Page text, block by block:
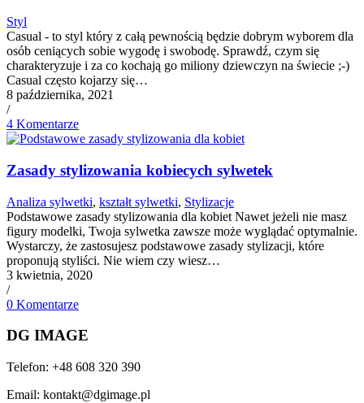
Styl
Casual - to styl który z całą pewnością będzie dobrym wyborem dla
osób ceniących sobie wygodę i swobodę. Sprawdź, czym się
charakteryzuje i za co kochają go miliony dziewczyn na świecie ;-)
Casual często kojarzy się…
8 października, 2021
/
4 Komentarze
Zasady stylizowania kobiecych sylwetek
Analiza sylwetki, kształt sylwetki, Stylizacje
Podstawowe zasady stylizowania dla kobiet Nawet jeżeli nie masz
figury modelki, Twoja sylwetka zawsze może wyglądać optymalnie.
Wystarczy, że zastosujesz podstawowe zasady stylizacji, które
proponują styliści. Nie wiem czy wiesz…
3 kwietnia, 2020
/
0 Komentarze
DG IMAGE
Telefon: +48 608 320 390
Email: kontakt@dgimage.pl